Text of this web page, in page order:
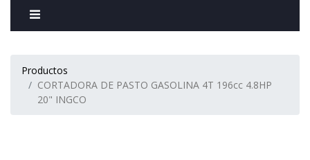
Productos
CORTADORA DE PASTO GASOLINA 4T 196cc 4.8HP
20" INGCO